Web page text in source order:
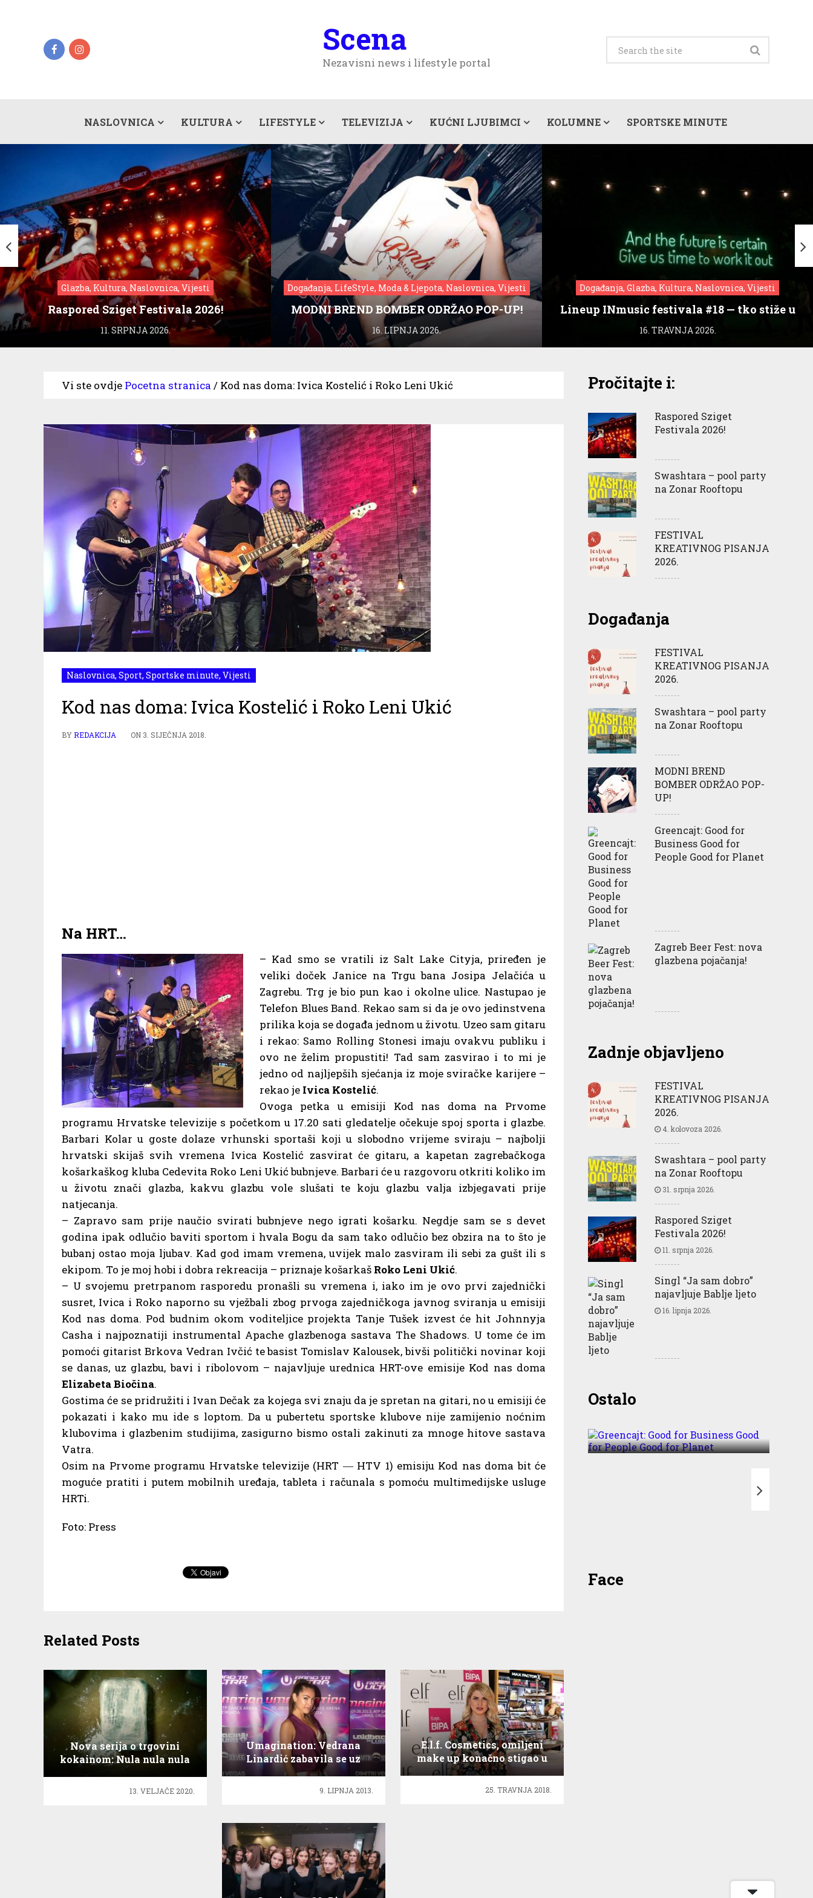
Scena
Nezavisni news i lifestyle portal
NASLOVNICA KULTURA LIFESTYLE TELEVIZIJA KUĆNI LJUBIMCI KOLUMNE SPORTSKE MINUTE
Glazba, Kultura, Naslovnica, Vijesti
Raspored Sziget Festivala 2026!
11. SRPNJA 2026.
Događanja, LifeStyle, Moda & Ljepota, Naslovnica, Vijesti
MODNI BREND BOMBER ODRŽAO POP-UP!
16. LIPNJA 2026.
Događanja, Glazba, Kultura, Naslovnica, Vijesti
Lineup INmusic festivala #18 — tko stiže u
Zagreb?
16. TRAVNJA 2026.
Vi ste ovdje Pocetna stranica / Kod nas doma: Ivica Kostelić i Roko Leni Ukić
Naslovnica, Sport, Sportske minute, Vijesti
Kod nas doma: Ivica Kostelić i Roko Leni Ukić
BYREDAKCIJA ON 3. SIJEČNJA 2018.
Na HRT…
– Kad smo se vratili iz Salt Lake Cityja, priređen je
veliki doček Janice na Trgu bana Josipa Jelačića u
Zagrebu. Trg je bio pun kao i okolne ulice. Nastupao je
Telefon Blues Band. Rekao sam si da je ovo jedinstvena
prilika koja se događa jednom u životu. Uzeo sam gitaru
i rekao: Samo Rolling Stonesi imaju ovakvu publiku i
ovo ne želim propustiti! Tad sam zasvirao i to mi je
jedno od najljepših sjećanja iz moje sviračke karijere –
rekao je Ivica Kostelić.
Ovoga petka u emisiji Kod nas doma na Prvome
programu Hrvatske televizije s početkom u 17.20 sati gledatelje očekuje spoj sporta i glazbe.
Barbari Kolar u goste dolaze vrhunski sportaši koji u slobodno vrijeme sviraju – najbolji
hrvatski skijaš svih vremena Ivica Kostelić zasvirat će gitaru, a kapetan zagrebačkoga
košarkaškog kluba Cedevita Roko Leni Ukić bubnjeve. Barbari će u razgovoru otkriti koliko im
u životu znači glazba, kakvu glazbu vole slušati te koju glazbu valja izbjegavati prije
natjecanja.
– Zapravo sam prije naučio svirati bubnjeve nego igrati košarku. Negdje sam se s devet
godina ipak odlučio baviti sportom i hvala Bogu da sam tako odlučio bez obzira na to što je
bubanj ostao moja ljubav. Kad god imam vremena, uvijek malo zasviram ili sebi za gušt ili s
ekipom. To je moj hobi i dobra rekreacija – priznaje košarkaš Roko Leni Ukić.
– U svojemu pretrpanom rasporedu pronašli su vremena i, iako im je ovo prvi zajednički
susret, Ivica i Roko naporno su vježbali zbog prvoga zajedničkoga javnog sviranja u emisiji
Kod nas doma. Pod budnim okom voditeljice projekta Tanje Tušek izvest će hit Johnnyja
Casha i najpoznatiji instrumental Apache glazbenoga sastava The Shadows. U tome će im
pomoći gitarist Brkova Vedran Ivčić te basist Tomislav Kalousek, bivši politički novinar koji
se danas, uz glazbu, bavi i ribolovom – najavljuje urednica HRT-ove emisije Kod nas doma
Elizabeta Biočina.
Gostima će se pridružiti i Ivan Dečak za kojega svi znaju da je spretan na gitari, no u emisiji će
pokazati i kako mu ide s loptom. Da u pubertetu sportske klubove nije zamijenio noćnim
klubovima i glazbenim studijima, zasigurno bismo ostali zakinuti za mnoge hitove sastava
Vatra.
Osim na Prvome programu Hrvatske televizije (HRT ― HTV 1) emisiju Kod nas doma bit će
moguće pratiti i putem mobilnih uređaja, tableta i računala s pomoću multimedijske usluge
HRTi.
Foto: Press
Related Posts
Nova serija o trgovini
kokainom: Nula nula nula
13. VELJAČE 2020.
Umagination: Vedrana
Linardić zabavila se uz
hitove svjetskih DJ-a!
9. LIPNJA 2013.
E.l.f. Cosmetics, omiljeni
make up konačno stigao u
Hrvatsku
25. TRAVNJA 2018.
Pročitajte i:
Raspored Sziget
Festivala 2026!
Swashtara – pool party
na Zonar Rooftopu
FESTIVAL
KREATIVNOG PISANJA
2026.
Događanja
FESTIVAL
KREATIVNOG PISANJA
2026.
Swashtara – pool party
na Zonar Rooftopu
MODNI BREND
BOMBER ODRŽAO POP-
UP!
Greencajt: Good for
Business Good for
People Good for Planet
Zagreb Beer Fest: nova
glazbena pojačanja!
Zadnje objavljeno
FESTIVAL
KREATIVNOG PISANJA
2026.
4. kolovoza 2026.
Swashtara – pool party
na Zonar Rooftopu
31. srpnja 2026.
Raspored Sziget
Festivala 2026!
11. srpnja 2026.
Singl “Ja sam dobro”
najavljuje Bablje ljeto
16. lipnja 2026.
OstaloGreencajt: Good for
Business Good for People
Face